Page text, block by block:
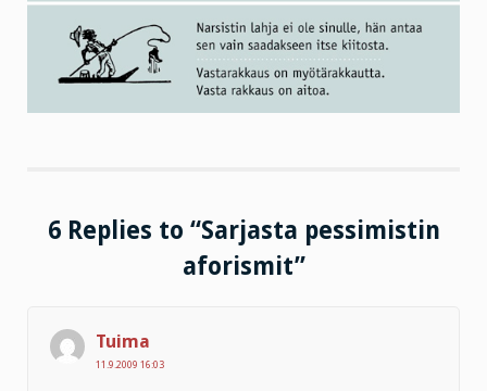
6 Replies to “Sarjasta pessimistin
aforismit”
Tuima
11.9.2009 16:03